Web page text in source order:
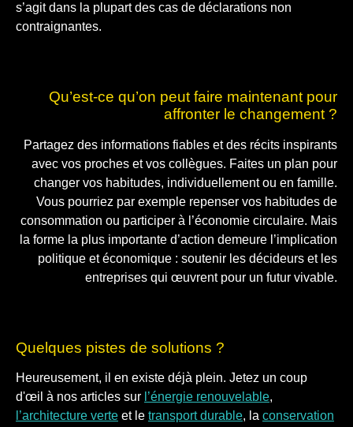
s’agit dans la plupart des cas de déclarations non
contraignantes.
Qu’est-ce qu’on peut faire maintenant pour
affronter le changement ?
Partagez des informations fiables et des récits inspirants
avec vos proches et vos collègues. Faites un plan pour
changer vos habitudes, individuellement ou en famille.
Vous pourriez par exemple repenser vos habitudes de
consommation ou participer à l’économie circulaire. Mais
la forme la plus importante d’action demeure l’implication
politique et économique : soutenir les décideurs et les
entreprises qui œuvrent pour un futur vivable.
Quelques pistes de solutions ?
Heureusement, il en existe déjà plein. Jetez un coup
d'œil à nos articles sur l’énergie renouvelable,
l’architecture verte et le transport durable, la conservation